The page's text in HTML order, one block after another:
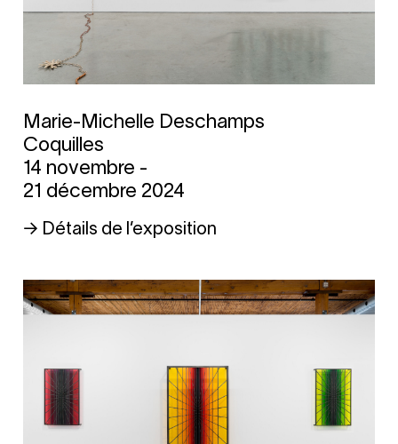
Marie-Michelle Deschamps
Coquilles
14 novembre -
21 décembre 2024
→ Détails de l’exposition